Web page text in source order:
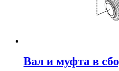
Вал и муфта в